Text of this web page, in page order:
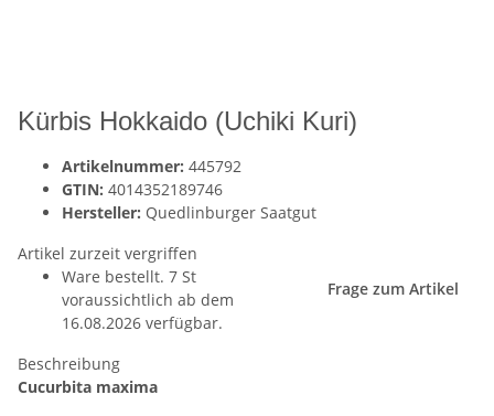
Kürbis Hokkaido (Uchiki Kuri)
Artikelnummer: 445792
GTIN: 4014352189746
Hersteller: Quedlinburger Saatgut
Artikel zurzeit vergriffen
Ware bestellt. 7 St
voraussichtlich ab dem
16.08.2026 verfügbar.
Frage zum Artikel
Beschreibung
Cucurbita maxima